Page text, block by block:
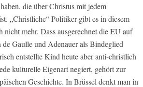
die über Christus mit jedem
„Christliche“ Politiker gibt es in diesem
nicht mehr. Dass ausgerechnet die EU auf
Gaulle und Adenauer als Bindeglied
entstellte Kind heute aber anti-christlich
kulturelle Eigenart negiert, gehört zur
Geschichte. In Brüssel denkt man in